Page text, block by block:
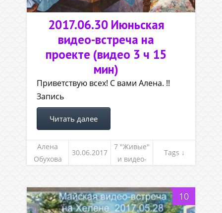
2017.06.30 Июньская
видео-встреча на
проекте (видео 3 ч 15
мин)
Приветствую всех! С вами Алена. !!
Запись
Читать далее
Алена
Обухова
30.06.2017
7 "Живые"
и видео-
Tags ↓
10